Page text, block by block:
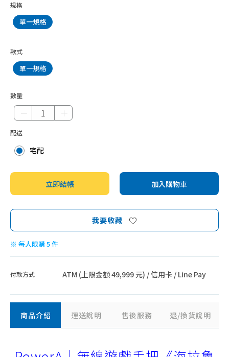
電視遊樂器、週邊
家用投影機、配件
規格
單一規格
款式
單一規格
數量
配送
宅配
立即結帳 加入購物車
我要收藏
※ 每人限購 5 件
付款方式 ATM (上限金額 49,999 元) / 信用卡 / Line Pay
商品介紹 運送說明 售後服務 退/換貨說明